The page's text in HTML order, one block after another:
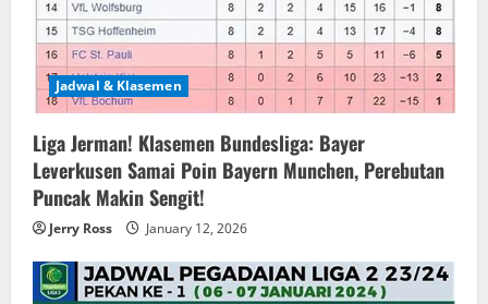
Jadwal & Klasemen
Liga Jerman! Klasemen Bundesliga: Bayer
Leverkusen Samai Poin Bayern Munchen, Perebutan
Puncak Makin Sengit!
Jerry Ross January 12, 2026